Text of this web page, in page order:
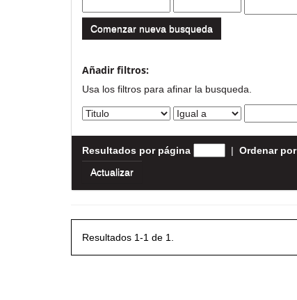
Comenzar nueva busqueda
Añadir filtros:
Usa los filtros para afinar la busqueda.
Resultados por página | Ordenar por
Resultados 1-1 de 1.